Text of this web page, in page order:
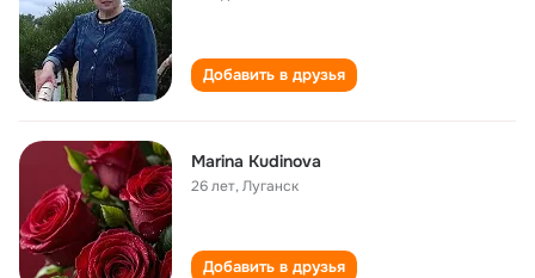
Добавить в друзья
Marina Kudinova
26 лет,Луганск
Добавить в друзья